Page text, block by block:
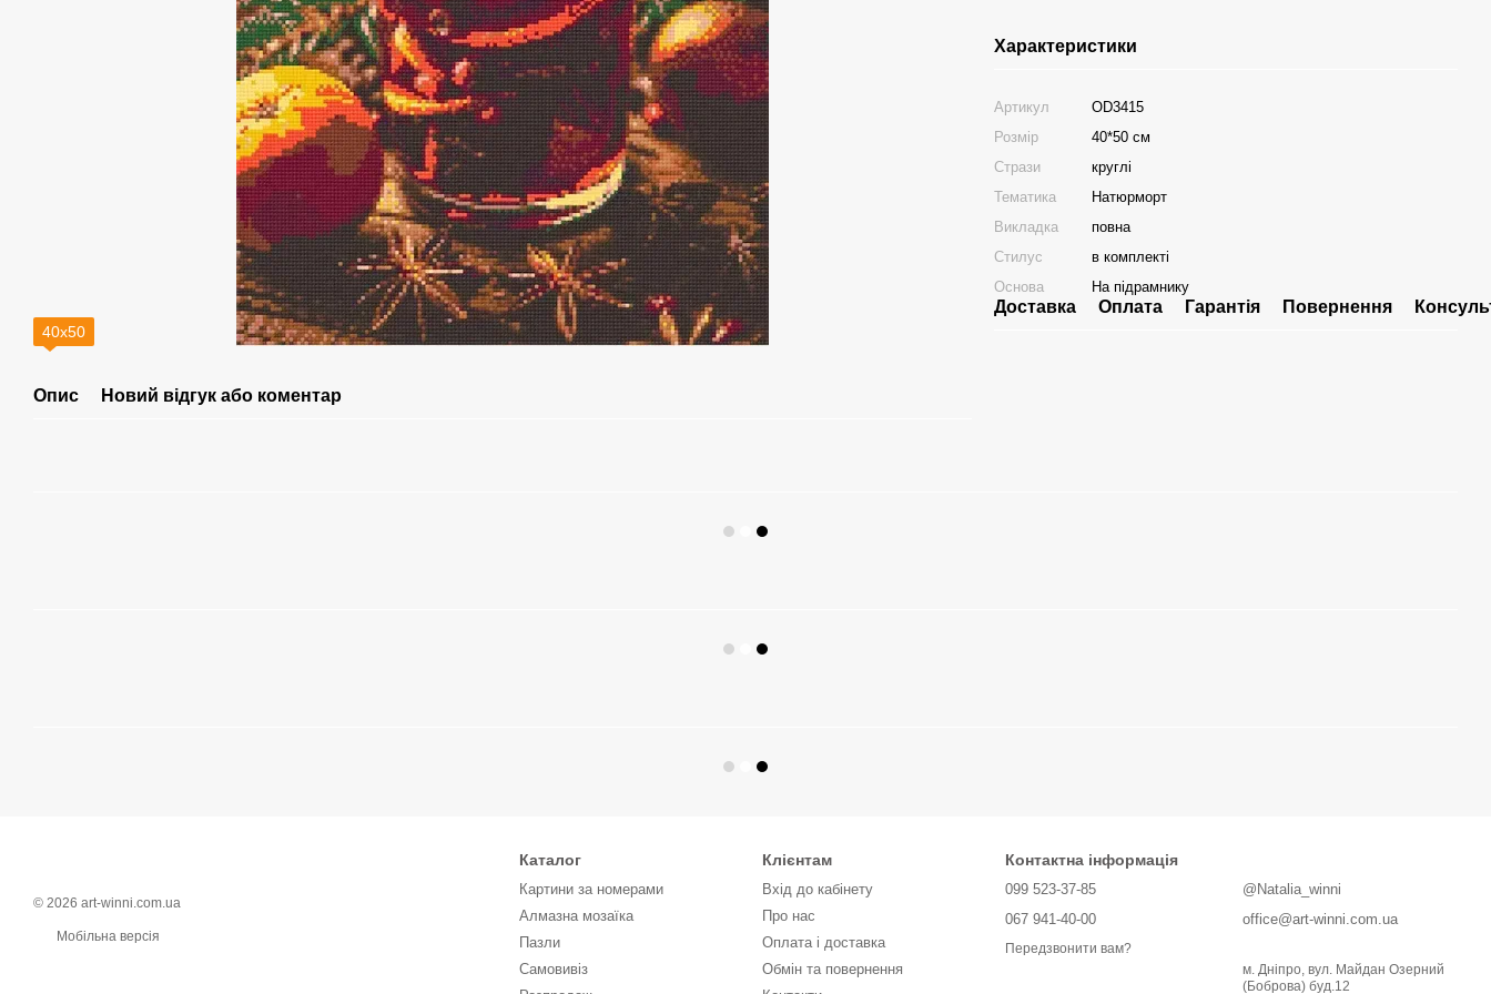
40х50
Опис Новий відгук або коментар
Характеристики
Артикул
OD3415
Розмір
40*50 см
Стрази
круглі
Тематика
Натюрморт
Викладка
повна
Стилус
в комплекті
Основа
На підрамнику
Доставка Оплата Гарантія Повернення
© 2026 art-winni.com.ua
Мобільна версія
Каталог
Картини за номерами
Алмазна мозаїка
Пазли
Самовивіз
Клієнтам
Вхід до кабінету
Про нас
Оплата і доставка
Обмін та повернення
Контактна інформація
099 523-37-85
067 941-40-00
Передзвонити вам?
@Natalia_winni
office@art-winni.com.ua
м. Дніпро, вул. Майдан Озерний
(Боброва) буд.12